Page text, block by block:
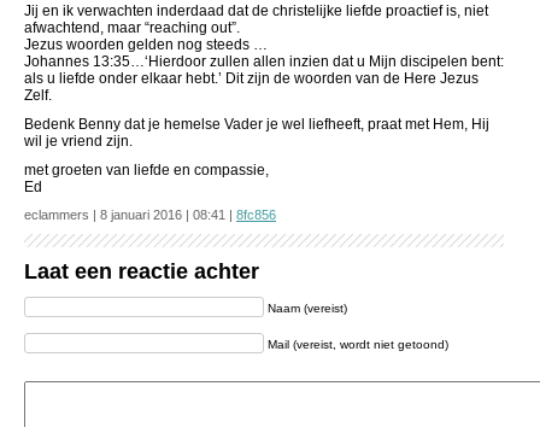
Jij en ik verwachten inderdaad dat de christelijke liefde proactief is, niet
afwachtend, maar “reaching out”.
Jezus woorden gelden nog steeds …
Johannes 13:35…‘Hierdoor zullen allen inzien dat u Mijn discipelen bent:
als u liefde onder elkaar hebt.’ Dit zijn de woorden van de Here Jezus
Zelf.
Bedenk Benny dat je hemelse Vader je wel liefheeft, praat met Hem, Hij
wil je vriend zijn.
met groeten van liefde en compassie,
Ed
eclammers | 8 januari 2016 | 08:41 | 8fc856
Laat een reactie achter
Naam (vereist)
Mail (vereist, wordt niet getoond)